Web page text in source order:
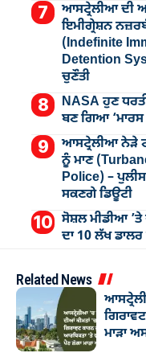
ਆਸਟ੍ਰੇਲੀਆ ਦੀ
ਇਮੀਗ੍ਰੇਸ਼ਨ
(Indefinite
Detention
ਚੁਣੌਤੀ
NASA ਹੁਣ
ਬਣ ਗਿਆ ‘ਮਾਰਸ
ਆਸਟ੍ਰੇਲੀਆ ਨੇੜੇ
ਨੂੰ ਮਾਣ
Police) –
ਸਕਣਗੇ ਡਿਊਟੀ
ਸੋਸ਼ਲ ਮੀਡੀਆ
ਦਾ 10 ਲੱਖ
Related News
ਮਾੜਾ